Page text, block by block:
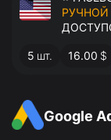
РУЧНОЙ
5 шт. 16.00 $
Google